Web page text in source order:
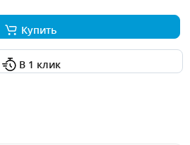
Купить
В 1 клик